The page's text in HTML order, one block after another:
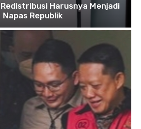
Redistribusi Harusnya Menjadi
Napas Republik